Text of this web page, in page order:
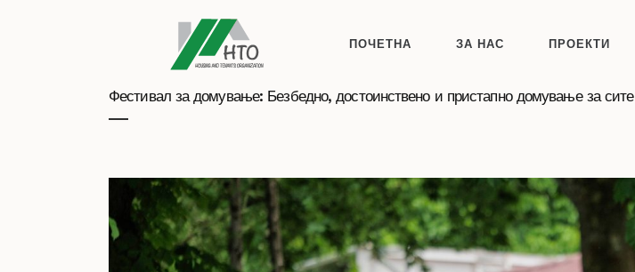
ПОЧЕТНА ЗА НАС ПРОЕКТИ
Фестивал за домување: Безбедно, достоинствено и пристапно домување за сите